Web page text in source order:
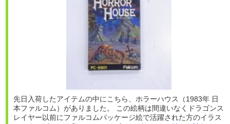
先日入荷したアイテムの中にこちら、ホラーハウス（1983年 日
本ファルコム）がありました。 この絵柄は間違いなくドラゴンス
レイヤー以前にファルコムパッケージ絵で活躍された方のイラス